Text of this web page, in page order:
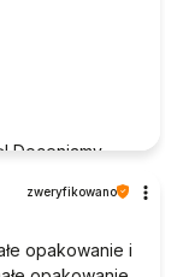
Doceniamy
że mamy
sklepu.
zweryfikowano
opakowanie i